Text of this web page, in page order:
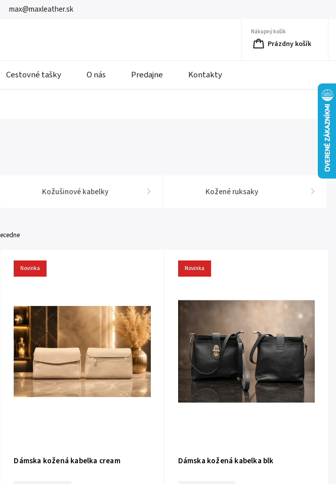
max@maxleather.sk
Nákupný košík
Prázdny košík
Cestovné tašky O nás Predajne Kontakty
Kožušinové kabelky Kožené ruksaky
Novinka
Dámska kožená kabelka cream
Novinka
Dámska kožená kabelka blk